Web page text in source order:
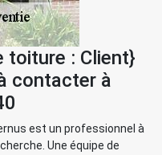
toiture : Client}
contacter à
est un professionnel à
Une équipe de